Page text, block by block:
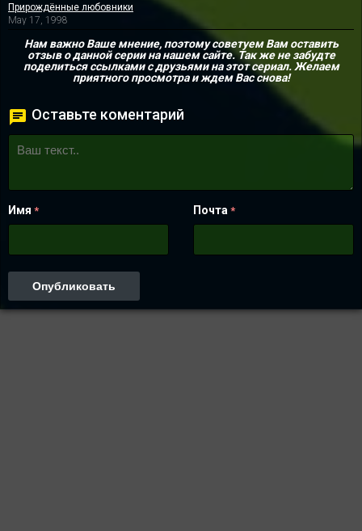
Прирождённые любовники
May 17, 1998
Нам важно Ваше мнение, поэтому советуем Вам оставить
отзыв о данной серии на нашем сайте. Так же не забудте
поделиться ссылками с друзьями на этот сериал. Желаем
приятного просмотра и ждем Вас снова!
Оставьте коментарий
Имя * Почта *